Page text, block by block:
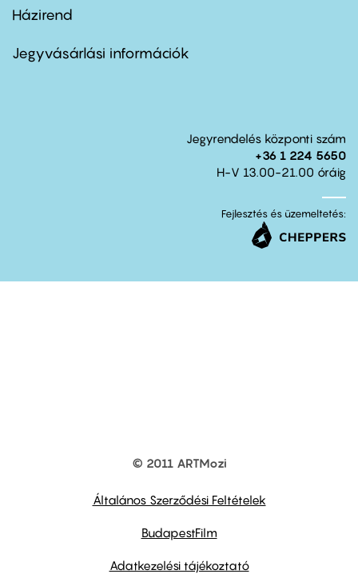
Footer
second
Házirend
Jegyvásárlási információk
Jegyrendelés központi szám
+36 1 224 5650
H-V 13.00-21.00 óráig
Fejlesztés és üzemeltetés:
© 2011 ARTMozi
Általános Szerződési Feltételek
BudapestFilm
Adatkezelési tájékoztató